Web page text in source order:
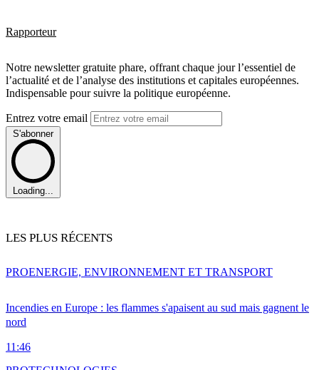
Rapporteur
Notre newsletter gratuite phare, offrant chaque jour l’essentiel de
l’actualité et de l’analyse des institutions et capitales européennes.
Indispensable pour suivre la politique européenne.
Entrez votre email
S'abonner
Loading...
LES PLUS RÉCENTS
Incendies en Europe : les flammes s'apaisent au sud mais gagnent le
nord
11:46
PROENERGIE, ENVIRONNEMENT ET TRANSPORT